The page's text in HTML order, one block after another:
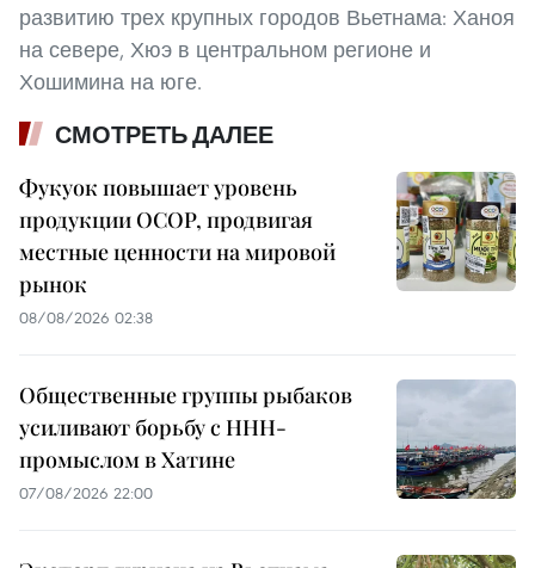
развитию трех крупных городов Вьетнама: Ханоя
на севере, Хюэ в центральном регионе и
Хошимина на юге.
СМОТРЕТЬ ДАЛЕЕ
Фукуок повышает уровень
продукции OCOP, продвигая
местные ценности на мировой
рынок
08/08/2026 02:38
Общественные группы рыбаков
усиливают борьбу с ННН-
промыслом в Хатине
07/08/2026 22:00